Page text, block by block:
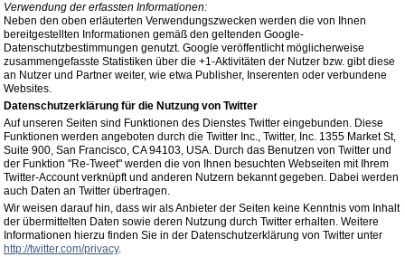
Verwendung der erfassten Informationen:
Neben den oben erläuterten Verwendungszwecken werden die von Ihnen
bereitgestellten Informationen gemäß den geltenden Google-
Datenschutzbestimmungen genutzt. Google veröffentlicht möglicherweise
zusammengefasste Statistiken über die +1-Aktivitäten der Nutzer bzw. gibt diese
an Nutzer und Partner weiter, wie etwa Publisher, Inserenten oder verbundene
Websites.
Datenschutzerklärung für die Nutzung von Twitter
Auf unseren Seiten sind Funktionen des Dienstes Twitter eingebunden. Diese
Funktionen werden angeboten durch die Twitter Inc., Twitter, Inc. 1355 Market St,
Suite 900, San Francisco, CA 94103, USA. Durch das Benutzen von Twitter und
der Funktion "Re-Tweet" werden die von Ihnen besuchten Webseiten mit Ihrem
Twitter-Account verknüpft und anderen Nutzern bekannt gegeben. Dabei werden
auch Daten an Twitter übertragen.
Wir weisen darauf hin, dass wir als Anbieter der Seiten keine Kenntnis vom Inhalt
der übermittelten Daten sowie deren Nutzung durch Twitter erhalten. Weitere
Informationen hierzu finden Sie in der Datenschutzerklärung von Twitter unter
http://twitter.com/privacy.